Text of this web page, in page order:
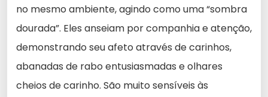
no mesmo ambiente, agindo como uma “sombra
dourada”. Eles anseiam por companhia e atenção,
demonstrando seu afeto através de carinhos,
abanadas de rabo entusiasmadas e olhares
cheios de carinho. São muito sensíveis às